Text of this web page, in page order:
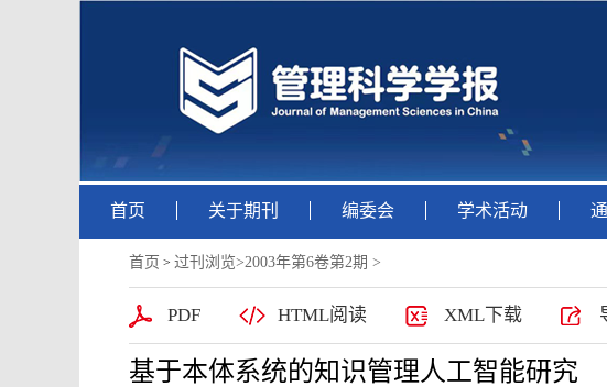
首页 关于期刊 编委会 学术活动
首页 > 过刊浏览>2003年第6卷第2期 >
PDF HTML阅读 XML下载
基于本体系统的知识管理人工智能研究